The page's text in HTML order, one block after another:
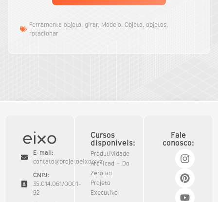
Ferramenta objeto, girar, Modelo, Objeto, objetos,
rotacionar
E-mail:
contato@projetoeixo.xyz
CNPJ:
35.014.061/0001-
92​
Cursos
disponíveis:
Produtividade
Archicad – Do
Zero ao
Projeto
Executivo
Fale
conosco: